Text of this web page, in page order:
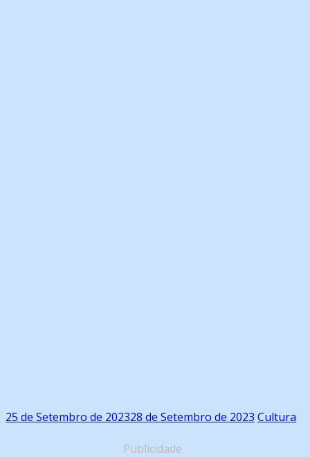
25 de Setembro de 202328 de Setembro de 2023 Cultura
Publicidade